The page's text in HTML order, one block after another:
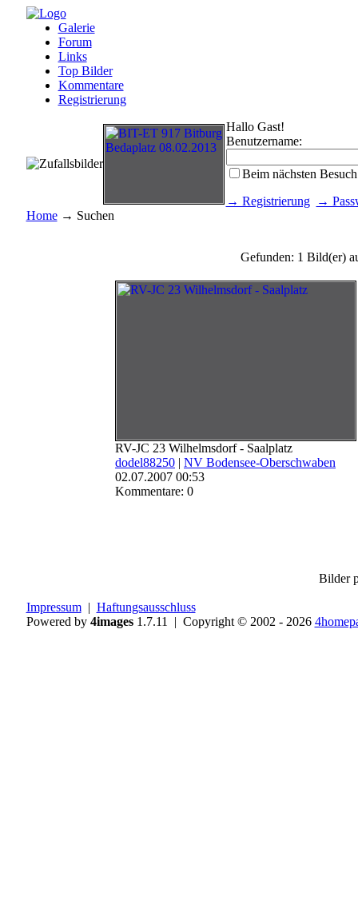
Galerie
Forum
Links
Top Bilder
Kommentare
Registrierung
Hallo Gast!
Benutzername:
Beim nächsten
→ Registrierung
→
Home→ Suchen
Gefunden: 1 Bild(er)
RV-JC 23 Wilhelmsdorf - Saalplatz
dodel88250 | NV Bodensee-Oberschwaben
02.07.2007 00:53
Kommentare: 0
Bilder
Impressum| Haftungsausschluss
Powered by 4images1.7.11 | Copyright © 2002 - 2026